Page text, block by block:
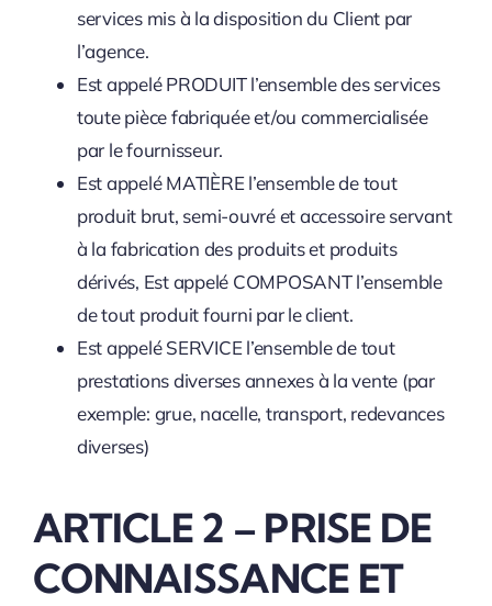
services mis à la disposition du Client par
l’agence.
Est appelé PRODUIT l’ensemble des services
toute pièce fabriquée et/ou commercialisée
par le fournisseur.
Est appelé MATIÈRE l’ensemble de tout
produit brut, semi-ouvré et accessoire servant
à la fabrication des produits et produits
dérivés, Est appelé COMPOSANT l’ensemble
de tout produit fourni par le client.
Est appelé SERVICE l’ensemble de tout
prestations diverses annexes à la vente (par
exemple: grue, nacelle, transport, redevances
diverses)
ARTICLE 2 – PRISE DE
CONNAISSANCE ET